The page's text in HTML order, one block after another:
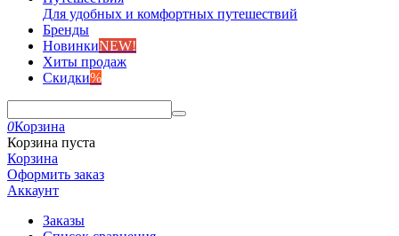
Для удобных и комфортных путешествий
Бренды
НовинкиNEW!
Хиты продаж
Скидки%
0Корзина
Корзина пуста
Корзина
Оформить заказ
Аккаунт
Заказы